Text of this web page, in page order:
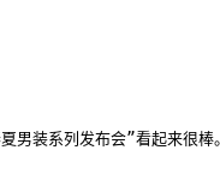
装系列发布会”看起来很棒